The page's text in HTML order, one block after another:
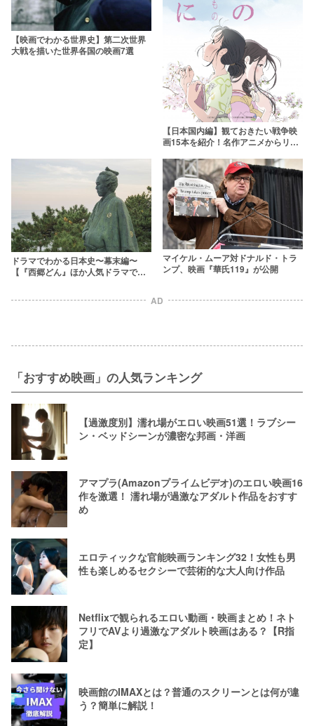
【映画でわかる世界史】第二次世界
大戦を描いた世界各国の映画7選
【日本国内編】観ておきたい戦争映
画15本を紹介！名作アニメからリア
ドラマでわかる日本史〜幕末編〜
【『西郷どん』ほか人気ドラマで歴
マイケル・ムーア対ドナルド・トラ
ンプ、映画『華氏119』が公開
AD
「おすすめ映画」の人気ランキング
【過激度別】濡れ場がエロい映画51選！ラブシー
ン・ベッドシーンが濃密な邦画・洋画
アマプラ(Amazonプライムビデオ)のエロい映画16
作を激選！ 濡れ場が過激なアダルト作品をおすす
め
エロティックな官能映画ランキング32！女性も男
性も楽しめるセクシーで芸術的な大人向け作品
Netflixで観られるエロい動画・映画まとめ！ネト
フリでAVより過激なアダルト映画はある？【R指
定】
映画館のIMAXとは？普通のスクリーンとは何が違
う？簡単に解説！